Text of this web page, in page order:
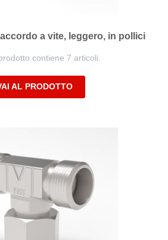
a vite, leggero, in pollici
contiene 7 articoli.
AL PRODOTTO